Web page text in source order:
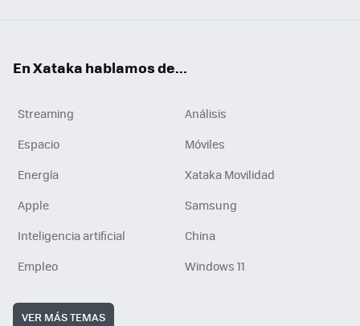
En Xataka hablamos de...
Streaming
Análisis
Espacio
Móviles
Energía
Xataka Movilidad
Apple
Samsung
Inteligencia artificial
China
Empleo
Windows 11
VER MÁS TEMAS